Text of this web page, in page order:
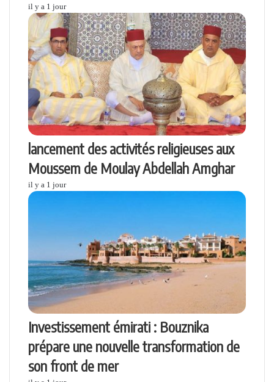
il y a 1 jour
lancement des activités religieuses aux
Moussem de Moulay Abdellah Amghar
il y a 1 jour
Investissement émirati : Bouznika
prépare une nouvelle transformation de
son front de mer